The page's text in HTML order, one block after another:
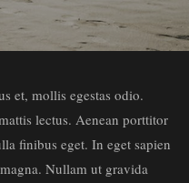
et, mollis egestas odio.
lectus. Aenean porttitor
finibus eget. In eget sapien
Nullam ut gravida